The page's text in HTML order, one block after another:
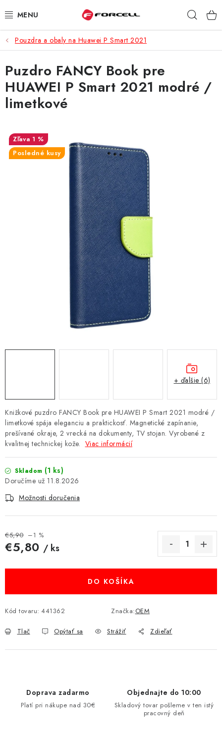
na
PUZDRÁ A OBALY
TVRDENÉ SKLÁ
DÁTOVÉ KÁBLE
DRŽIAKY NA MOBIL
BATÉRIE DO MOBILOV
NÁRAMKY NA HODINKY
SLÚCHADLÁ, REPRODUKTORY A MIKROFÓNY
EXKLUZÍVNE ZNAČKY
TIPY NA DARČEKY
PAMÄŤOVÉ KARTY A DISKY
BATÉRIE VARTA
MULTIMÉDIÁ
KAMERY
VÝPREDAJ
Podmienky ochrany osobných údajov
Pouzdra a obaly na Huawei P Smart 2021
Knižkové puzdro FANCY Book pre HUAWEI P Smart 2021 modré /
limetkové spája eleganciu a praktickosť. Magnetické zapínanie,
prešívané okraje, 2 vrecká na dokumenty, TV stojan. Vyrobené z
kvalitnej technickej kože. Viac informácií
Skladom (1 ks)
11.8.2026
Možnosti doručenia
€5,90 –1 %
€5,80 / ks
DO KOŠÍKA
Kód tovaru: 441362 Značka:OEM
Tlač Opýtať sa Strážiť Zdieľať
Puzdro FANCY Book pre
HUAWEI P Smart 2021 modré /
limetkové
1 %
Posledné kusy
+ ďalšie (6)
Doprava zadarmo
Platí pri nákupe nad 30€
Objednajte do 10:00
Skladový tovar pošleme v ten istý
pracovný deň